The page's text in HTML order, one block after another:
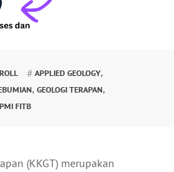
APPLIED GEOLOGY,
, GEOLOGI TERAPAN,
FITB
(KKGT) merupakan